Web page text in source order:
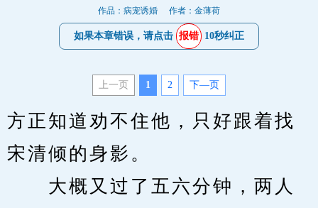
作品：病宠诱婚 作者：金薄荷
如果本章错误，请点击 报错 10秒纠正
上一页 1 2 下—页
方正知道劝不住他，只好跟着找
宋清倾的身影。
大概又过了五六分钟，两人